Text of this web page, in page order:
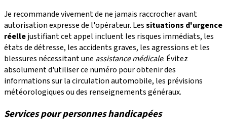
Je recommande vivement de ne jamais raccrocher avant
autorisation expresse de l'opérateur. Lessituations d'urgence
réellejustifiant cet appel incluent les risques immédiats, les
états de détresse, les accidents graves, les agressions et les
blessures nécessitant une assistance médicale. Évitez
absolument d'utiliser ce numéro pour obtenir des
informations sur la circulation automobile, les prévisions
météorologiques ou des renseignements généraux.
Services pour personnes handicapées